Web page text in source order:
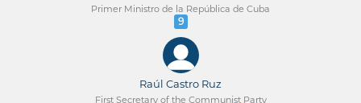
Primer Ministro de la República de Cuba
9
Raúl Castro Ruz
First Secretary of the Communist Party